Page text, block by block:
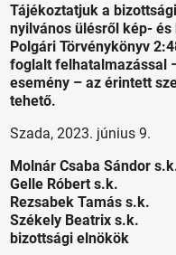
Tájékoztatjuk a
nyilvános ülésről kép-
Polgári Törvénykönyv
foglalt felhatalmazással
esemény – az érintett
tehető.
Szada, 2023. június 9.
Molnár Csaba Sándor
Gelle Róbert s.k.
Rezsabek Tamás s.k.
Székely Beatrix s.k.
bizottsági elnökök